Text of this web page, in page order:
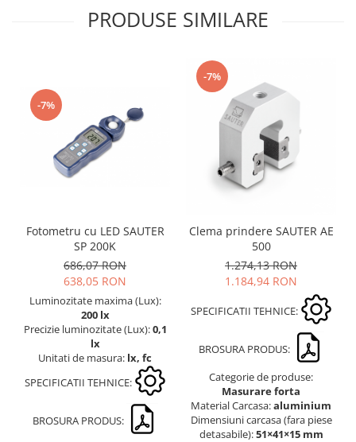
Masurarea mecanica a fortei
Masurare cuplu pentru capace cu
filet
Masurare cuplu pentru scule
Masurarea grosimii stratului
Masurarea grosimii stratului -
Metoda Echo-Echo
Metoda Pulse-Echo
Mediul si siguranta muncii
Masurarea intensitatii luminoase
Masurarea intensitatii sunetului
Termometre cu infrarosu
Standuri testare forta
Standuri testare manuala
Standuri testare motorizata
Componente pentru masurare
PRODUSE SIMILARE
-7%
Fotometru cu LED SAUTER
SP 200K
686,07 RON
638,05 RON
Luminozitate maxima (Lux):
200 lx
Precizie luminozitate (Lux):0,1
lx
Unitati de masura: lx, fc
SPECIFICATII TEHNICE:
BROSURA PRODUS:
-7%
Clema prindere SAUTER AE
500
1.274,13 RON
1.184,94 RON
SPECIFICATII TEHNICE:
BROSURA PRODUS:
Categorie de produse:
Masurare forta
Material Carcasa:aluminium
Dimensiuni carcasa (fara piese
detasabile):51×41×15 mm